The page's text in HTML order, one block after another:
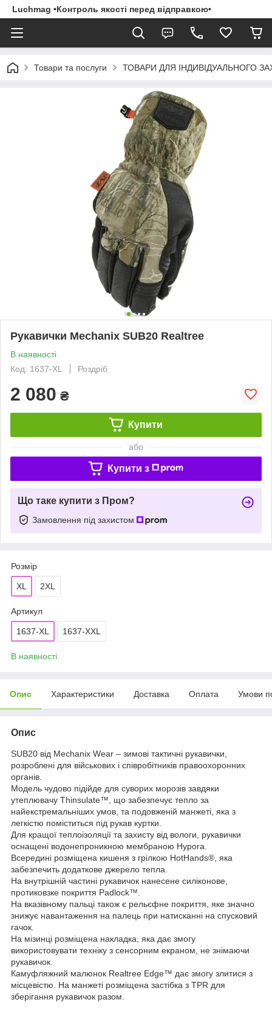
Luchmag •Контроль якості перед відправкою•
Товари та послуги ТОВАРИ ДЛЯ ІНДИВІДУАЛЬНОГО
Рукавички Mechanix SUB20 Realtree
В наявності
Код: 1637-XL
Роздріб
2 080 ₴
Купити
або
Купити з
Що таке купити з Пром?
Замовлення під захистом
Розмір
XL 2XL
Артикул
1637-XL 1637-XXL
В наявності
Опис Характеристики Доставка Оплата Умови
Опис
SUB20 від Mechanix Wear – зимові тактичні рукавички,
розроблені для військових і співробітників правоохоронних
органів.
Модель чудово підійде для суворих морозів завдяки
утеплювачу Thinsulate™, що забезпечує тепло за
найекстремальніших умов, та подовженій манжеті, яка з
легкістю поміститься під рукав куртки.
Для кращої теплоізоляції та захисту від вологи, рукавички
оснащені водонепроникною мембраною Hypora.
Всередині розміщена кишеня з грілкою HotHands®, яка
забезпечить додаткове джерело тепла.
На внутрішній частині рукавичок нанесене силіконове,
протиковзке покриття Padlock™.
На вказівному пальці також є рельєфне покриття, яке значно
знижує навантаження на палець при натисканні на спусковий
гачок.
На мізинці розміщена накладка, яка дає змогу
використовувати техніку з сенсорним екраном, не знімаючи
рукавичок.
Камуфляжний малюнок Realtree Edge™ дає змогу злитися з
місцевістю. На манжеті розміщена застібка з TPR для
зберігання рукавичок разом.